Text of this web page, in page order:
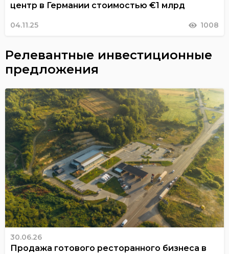
центр в Германии стоимостью €1 млрд
04.11.25 1008
Релевантные инвестиционные
предложения
30.06.26
Продажа готового ресторанного бизнеса в